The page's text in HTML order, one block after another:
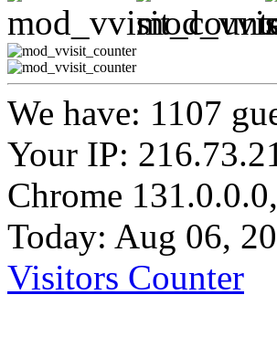
We have: 1107
Your IP:
Chrome
Today: Aug 06,
Visitors Counter